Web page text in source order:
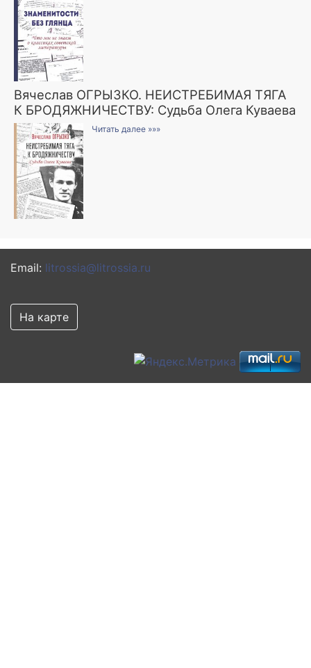
Вячеслав ОГРЫЗКО. НЕИСТРЕБИМАЯ ТЯГА
К БРОДЯЖНИЧЕСТВУ: Судьба Олега Куваева
Читать далее »»»
Email: litrossia@litrossia.ru
На карте